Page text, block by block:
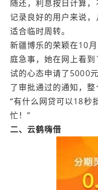
随还，利息按日计算
记录良好的用户来说
适合临时周转。
新疆博乐的荣颖在10
庭急事，她在网上看
试的心态申请了5000
了审批通过的通知，整
“有什么网贷可以18秒
忙！”
二、云鹤嗨借